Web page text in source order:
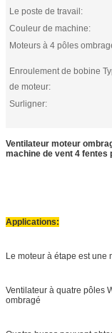
Le poste de travail:
Couleur de machine:
Moteurs à 4 pôles
Enroulement de bobine
de moteur:
Surligner:
Ventilateur moteur
machine de vent 4 fentes
Applications:
Le moteur à étape est une
Ventilateur à quatre pôles
ombragé